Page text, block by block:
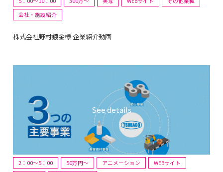
会社・施設紹介
株式会社野村鍍金様 企業紹介動画
2：00～5：00 50万円〜 アニメーション
WEBサイト